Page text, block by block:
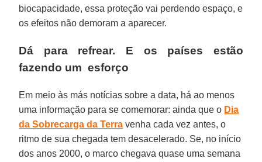
biocapacidade, essa proteção vai perdendo espaço, e
os efeitos não demoram a aparecer.
Dá para refrear. E os países estão
fazendo um esforço
Em meio às más notícias sobre a data, há ao menos
uma informação para se comemorar: ainda que o Dia
da Sobrecarga da Terra venha cada vez antes, o
ritmo de sua chegada tem desacelerado. Se, no início
dos anos 2000, o marco chegava quase uma semana